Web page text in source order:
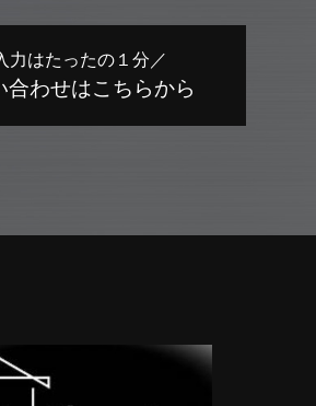
力はたったの１分／
合わせはこちらから